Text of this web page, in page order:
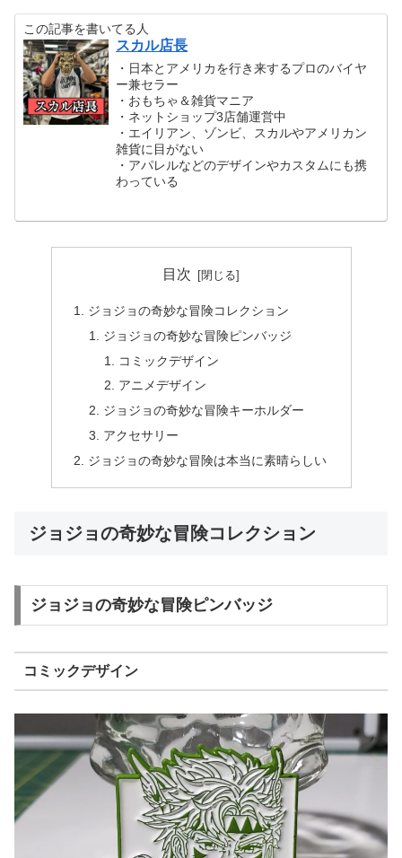
この記事を書いてる人
スカル店長
・日本とアメリカを行き来するプロのバイヤ
ー兼セラー
・おもちゃ＆雑貨マニア
・ネットショップ3店舗運営中
・エイリアン、ゾンビ、スカルやアメリカン
雑貨に目がない
・アパレルなどのデザインやカスタムにも携
わっている
目次
ジョジョの奇妙な冒険コレクション
ジョジョの奇妙な冒険ピンバッジ
コミックデザイン
アニメデザイン
ジョジョの奇妙な冒険キーホルダー
アクセサリー
ジョジョの奇妙な冒険は本当に素晴らしい
ジョジョの奇妙な冒険コレクション
ジョジョの奇妙な冒険ピンバッジ
コミックデザイン